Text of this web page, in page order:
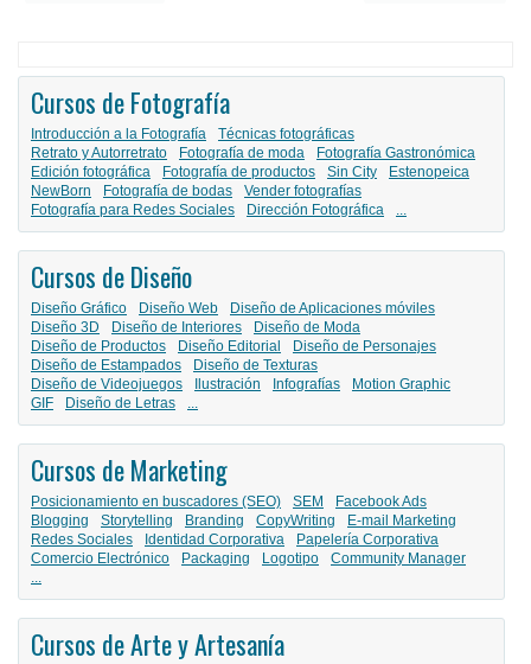
Cursos de Fotografía
Introducción a la Fotografía
Técnicas fotográficas
Retrato y Autorretrato
Fotografía de moda
Fotografía Gastronómica
Edición fotográfica
Fotografía de productos Sin City
Estenopeica
NewBorn
Fotografía de bodas
Vender fotografías
Fotografía para Redes Sociales
Dirección Fotográfica ...
Cursos de Diseño
Diseño Gráfico Diseño Web
Diseño de Aplicaciones móviles
Diseño 3D
Diseño de Interiores
Diseño de Moda
Diseño de Productos
Diseño Editorial
Diseño de Personajes
Diseño de Estampados
Diseño de Texturas
Diseño de Videojuegos
Ilustración Infografías
Motion Graphic
GIF
Diseño de Letras ...
Cursos de Marketing
Posicionamiento en buscadores (SEO) SEM
Facebook Ads
Blogging
Storytelling Branding CopyWriting
E-mail Marketing
Redes Sociales
Identidad Corporativa
Papelería Corporativa
Comercio Electrónico
Packaging Logotipo
Community Manager
...
Cursos de Arte y Artesanía